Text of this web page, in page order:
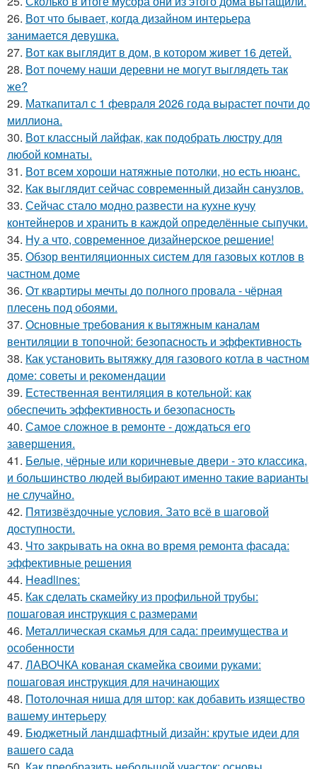
26. Вот что бывает, когда дизайном интерьера
занимается девушка.
27. Вот как выглядит в дом, в котором живет 16 детей.
28. Вот почему наши деревни не могут выглядеть так
же?
29. Маткапитал с 1 февраля 2026 года вырастет почти до
миллиона.
30. Вот классный лайфак, как подобрать люстру для
любой комнаты.
31. Вот всем хороши натяжные потолки, но есть нюанс.
32. Как выглядит сейчас современный дизайн санузлов.
33. Сейчас стало модно развести на кухне кучу
контейнеров и хранить в каждой определённые сыпучки.
34. Ну а что, современное дизайнерское решение!
35. Обзор вентиляционных систем для газовых котлов в
частном доме
36. От квартиры мечты до полного провала - чёрная
плесень под обоями.
37. Основные требования к вытяжным каналам
вентиляции в топочной: безопасность и эффективность
38. Как установить вытяжку для газового котла в частном
доме: советы и рекомендации
39. Естественная вентиляция в котельной: как
обеспечить эффективность и безопасность
40. Самое сложное в ремонте - дождаться его
завершения.
41. Белые, чёрные или коричневые двери - это классика,
и большинство людей выбирают именно такие варианты
не случайно.
42. Пятизвёздочные условия. Зато всё в шаговой
доступности.
43. Что закрывать на окна во время ремонта фасада:
эффективные решения
44. Headlines:
45. Как сделать скамейку из профильной трубы:
пошаговая инструкция с размерами
46. Металлическая скамья для сада: преимущества и
особенности
47. ЛАВОЧКА кованая скамейка своими руками:
пошаговая инструкция для начинающих
48. Потолочная ниша для штор: как добавить изящество
вашему интерьеру
49. Бюджетный ландшафтный дизайн: крутые идеи для
вашего сада